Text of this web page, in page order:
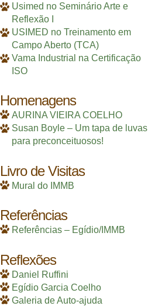
Usimed no Seminário Arte e
Reflexão I
USIMED no Treinamento em
Campo Aberto (TCA)
Vama Industrial na Certificação
ISO
Homenagens
AURINA VIEIRA COELHO
Susan Boyle – Um tapa de luvas
para preconceituosos!
Livro de Visitas
Mural do IMMB
Referências
Referências – Egídio/IMMB
Reflexões
Daniel Ruffini
Egídio Garcia Coelho
Galeria de Auto-ajuda